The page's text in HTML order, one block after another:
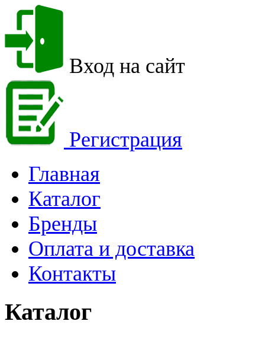
Вход на сайт
Регистрация
Главная
Каталог
Бренды
Оплата и доставка
Контакты
Каталог